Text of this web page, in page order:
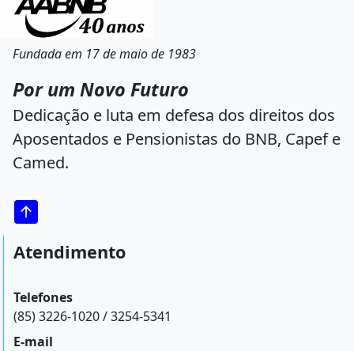
Fundada em 17 de maio de 1983
Por um Novo Futuro
Dedicação e luta em defesa dos direitos dos
Aposentados e Pensionistas do BNB, Capef e
Camed.
Atendimento
Telefones
(85) 3226-1020 / 3254-5341
E-mail